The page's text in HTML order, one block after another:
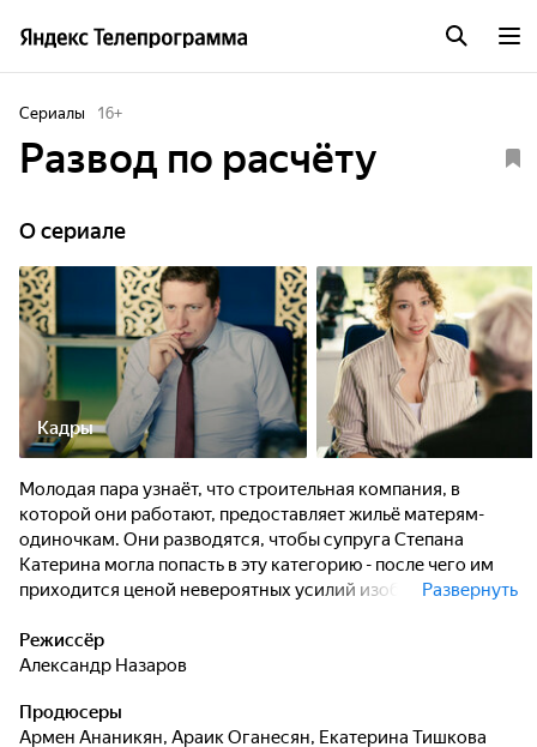
Сериалы 16+
Развод по расчёту
O сериале
Кадры
Молодая пара узнаёт, что строительная компания, в
которой они работают, предоставляет жильё матерям-
одиночкам. Они разводятся, чтобы супруга Степана
Катерина могла попасть в эту категорию - после чего им
приходится ценой невероятных усилий изображать перед
реален.
Развернуть
Режиссёр
Александр Назаров
Продюсеры
Армен Ананикян, Араик Оганесян, Екатерина Тишкова